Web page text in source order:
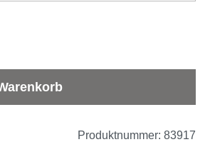
Wert ein oder
Produktnummer: 83917